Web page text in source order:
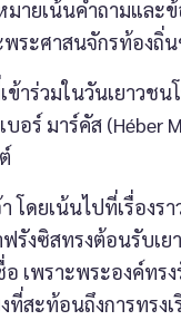
เน้นคำถามและข้
ระศาสนจักรท้องถิ่
มในวันเยาวชนโ
อร์ มาร์คัส (Héber
เน้นไปที่เรื่องรา
งซิสทรงต้อนรับเย
เพราะพระองค์ท
สะท้อนถึงการทรงเ